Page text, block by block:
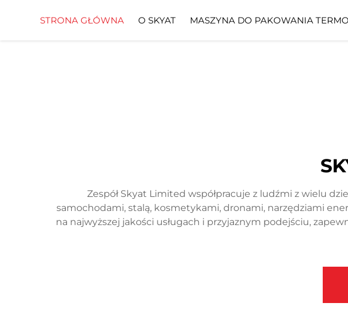
STRONA GŁÓWNA O SKYAT MASZYNA DO PAKOWANIA
Zespół Skyat Limited współpracuje z ludźmi z wielu
samochodami, stalą, kosmetykami, dronami, narzędziami
na najwyższej jakości usługach i przyjaznym podejściu,